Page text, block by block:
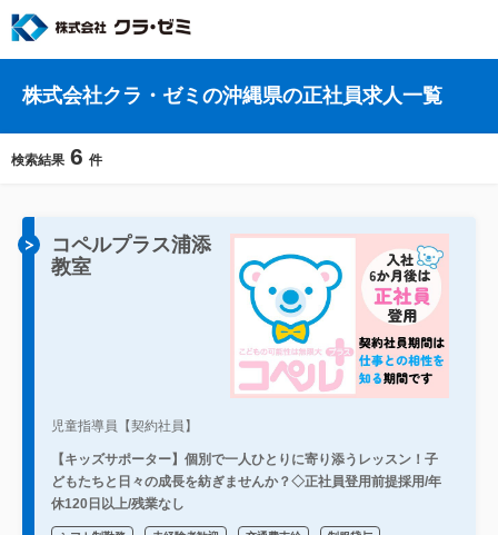
株式会社クラ・ゼミの沖縄県の正社員求人一覧
検索結果 6 件
コペルプラス浦添
教室
児童指導員【契約社員】
【キッズサポーター】個別で一人ひとりに寄り添うレッスン！子
どもたちと日々の成長を紡ぎませんか？◇正社員登用前提採用/年
休120日以上/残業なし